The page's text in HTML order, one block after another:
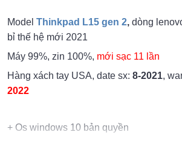
Model Thinkpad L15 gen 2, dòng
bỉ thế hệ mới 2021
Máy 99%, zin 100%, mới sạc 11 lần
Hàng xách tay USA, date sx: 8-2021,
2022
+ Os windows 10 bản quyền